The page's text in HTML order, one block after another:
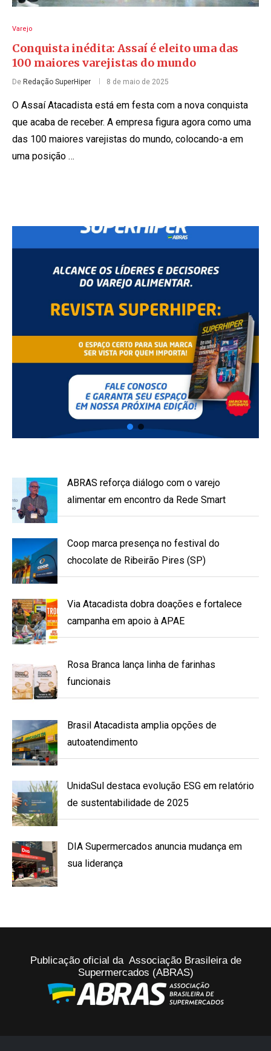
Varejo
Conquista inédita: Assaí é eleito uma das
100 maiores varejistas do mundo
De Redação SuperHiper 8 de maio de 2025
O Assaí Atacadista está em festa com a nova conquista
que acaba de receber. A empresa figura agora como uma
das 100 maiores varejistas do mundo, colocando-a em
uma posição …
ABRAS reforça diálogo com o varejo
alimentar em encontro da Rede Smart
Coop marca presença no festival do
chocolate de Ribeirão Pires (SP)
Via Atacadista dobra doações e fortalece
campanha em apoio à APAE
Rosa Branca lança linha de farinhas
funcionais
Brasil Atacadista amplia opções de
autoatendimento
UnidaSul destaca evolução ESG em relatório
de sustentabilidade de 2025
DIA Supermercados anuncia mudança em
sua liderança
Publicação oficial da Associação Brasileira de
Supermercados (ABRAS)